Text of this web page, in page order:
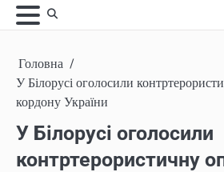
Skip
to
Головна
У Білорусі оголосили
кордону України
У Білорусі оголосили
контртерористичну